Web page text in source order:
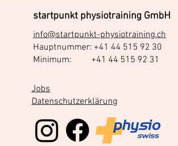
startpunkt physiotraining GmbH
info@startpunkt-physiotraining.ch
Hauptnummer: +41 44 515 92 30
Minimum: +41 44 515 92 31
Jobs
Datenschutzerklärung